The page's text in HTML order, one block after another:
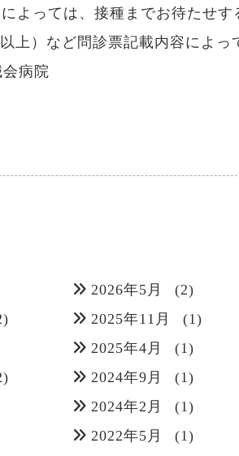
よっては、接種までお待たせす
上）など問診票記載内容によ
会病院
2026年5月 (2)
2025年11月 (1)
2025年4月 (1)
2024年9月 (1)
2024年2月 (1)
2022年5月 (1)